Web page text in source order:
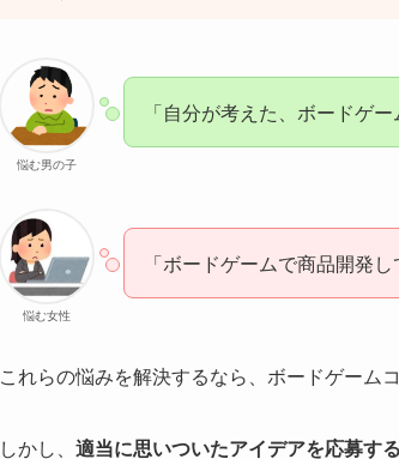
悩む男の子
「自分が考えた、ボードゲー
悩む女性
「ボードゲームで商品開発
これらの悩みを解決するなら、ボードゲーム
しかし、 適当に思いついたアイデアを応募す